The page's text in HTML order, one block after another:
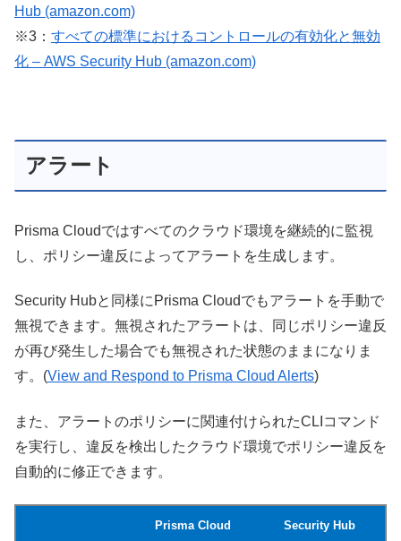
Hub (amazon.com)
※3： すべての標準におけるコントロールの有効化と無効
化 – AWS Security Hub (amazon.com)
アラート
Prisma Cloudではすべてのクラウド環境を継続的に監視
し、ポリシー違反によってアラートを生成します。
Security Hubと同様にPrisma Cloudでもアラートを手動で
無視できます。無視されたアラートは、同じポリシー違反
が再び発生した場合でも無視された状態のままになりま
す。(View and Respond to Prisma Cloud Alerts)
また、アラートのポリシーに関連付けられたCLIコマンド
を実行し、違反を検出したクラウド環境でポリシー違反を
自動的に修正できます。
Prisma Cloud Security Hub